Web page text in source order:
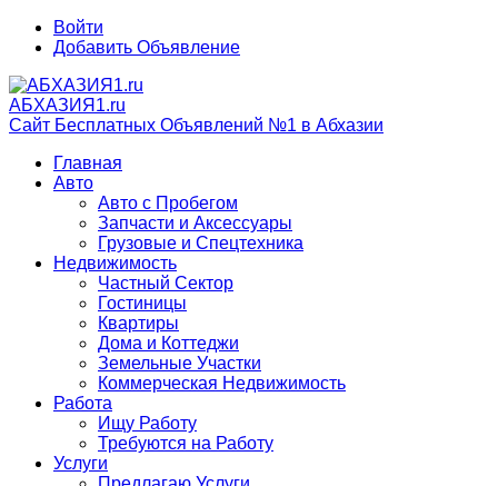
Войти
Добавить Объявление
АБХАЗИЯ1.ru
Сайт Бесплатных Объявлений №1 в Абхазии
Главная
Авто
Авто с Пробегом
Запчасти и Аксессуары
Грузовые и Спецтехника
Недвижимость
Частный Сектор
Гостиницы
Квартиры
Дома и Коттеджи
Земельные Участки
Коммерческая Недвижимость
Работа
Ищу Работу
Требуются на Работу
Услуги